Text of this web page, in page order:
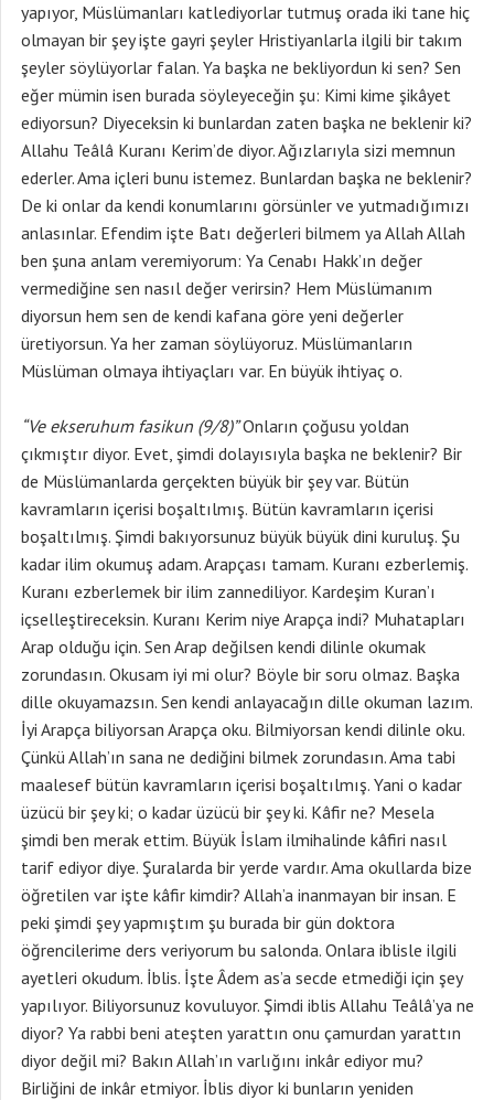
yapıyor, Müslümanları katlediyorlar tutmuş orada iki tane hiç
olmayan bir şey işte gayri şeyler Hristiyanlarla ilgili bir takım
şeyler söylüyorlar falan. Ya başka ne bekliyordun ki sen? Sen
eğer mümin isen burada söyleyeceğin şu: Kimi kime şikâyet
ediyorsun? Diyeceksin ki bunlardan zaten başka ne beklenir ki?
Allahu Teâlâ Kuranı Kerim’de diyor. Ağızlarıyla sizi memnun
ederler. Ama içleri bunu istemez. Bunlardan başka ne beklenir?
De ki onlar da kendi konumlarını görsünler ve yutmadığımızı
anlasınlar. Efendim işte Batı değerleri bilmem ya Allah Allah
ben şuna anlam veremiyorum: Ya Cenabı Hakk’ın değer
vermediğine sen nasıl değer verirsin? Hem Müslümanım
diyorsun hem sen de kendi kafana göre yeni değerler
üretiyorsun. Ya her zaman söylüyoruz. Müslümanların
Müslüman olmaya ihtiyaçları var. En büyük ihtiyaç o.
“Ve ekseruhum fasikun (9/8)”Onların çoğusu yoldan
çıkmıştır diyor. Evet, şimdi dolayısıyla başka ne beklenir? Bir
de Müslümanlarda gerçekten büyük bir şey var. Bütün
kavramların içerisi boşaltılmış. Bütün kavramların içerisi
boşaltılmış. Şimdi bakıyorsunuz büyük büyük dini kuruluş. Şu
kadar ilim okumuş adam. Arapçası tamam. Kuranı ezberlemiş.
Kuranı ezberlemek bir ilim zannediliyor. Kardeşim Kuran’ı
içselleştireceksin. Kuranı Kerim niye Arapça indi? Muhatapları
Arap olduğu için. Sen Arap değilsen kendi dilinle okumak
zorundasın. Okusam iyi mi olur? Böyle bir soru olmaz. Başka
dille okuyamazsın. Sen kendi anlayacağın dille okuman lazım.
İyi Arapça biliyorsan Arapça oku. Bilmiyorsan kendi dilinle oku.
Çünkü Allah’ın sana ne dediğini bilmek zorundasın. Ama tabi
maalesef bütün kavramların içerisi boşaltılmış. Yani o kadar
üzücü bir şey ki; o kadar üzücü bir şey ki. Kâfir ne? Mesela
şimdi ben merak ettim. Büyük İslam ilmihalinde kâfiri nasıl
tarif ediyor diye. Şuralarda bir yerde vardır. Ama okullarda bize
öğretilen var işte kâfir kimdir? Allah’a inanmayan bir insan. E
peki şimdi şey yapmıştım şu burada bir gün doktora
öğrencilerime ders veriyorum bu salonda. Onlara iblisle ilgili
ayetleri okudum. İblis. İşte Âdem as’a secde etmediği için şey
yapılıyor. Biliyorsunuz kovuluyor. Şimdi iblis Allahu Teâlâ’ya ne
diyor? Ya rabbi beni ateşten yarattın onu çamurdan yarattın
diyor değil mi? Bakın Allah’ın varlığını inkâr ediyor mu?
Birliğini de inkâr etmiyor. İblis diyor ki bunların yeniden